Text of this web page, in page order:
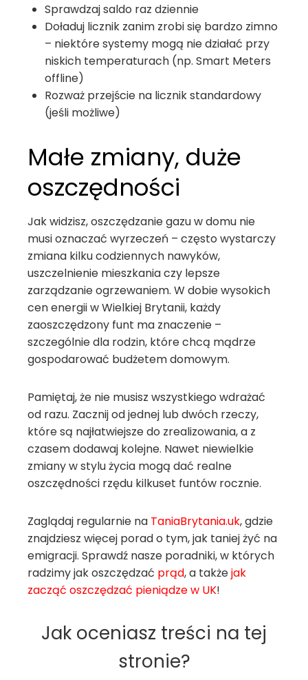
Sprawdzaj saldo raz dziennie
Doładuj licznik zanim zrobi się bardzo zimno
– niektóre systemy mogą nie działać przy
niskich temperaturach (np. Smart Meters
offline)
Rozważ przejście na licznik standardowy
(jeśli możliwe)
Małe zmiany, duże
oszczędności
Jak widzisz, oszczędzanie gazu w domu nie
musi oznaczać wyrzeczeń – często wystarczy
zmiana kilku codziennych nawyków,
uszczelnienie mieszkania czy lepsze
zarządzanie ogrzewaniem. W dobie wysokich
cen energii w Wielkiej Brytanii, każdy
zaoszczędzony funt ma znaczenie –
szczególnie dla rodzin, które chcą mądrze
gospodarować budżetem domowym.
Pamiętaj, że nie musisz wszystkiego wdrażać
od razu. Zacznij od jednej lub dwóch rzeczy,
które są najłatwiejsze do zrealizowania, a z
czasem dodawaj kolejne. Nawet niewielkie
zmiany w stylu życia mogą dać realne
oszczędności rzędu kilkuset funtów rocznie.
Zaglądaj regularnie na TaniaBrytania.uk, gdzie
znajdziesz więcej porad o tym, jak taniej żyć na
emigracji. Sprawdź nasze poradniki, w których
radzimy jak oszczędzać prąd, a takżejak
zacząć oszczędzać pieniądze w UK!
Jak oceniasz treści na tej
stronie?